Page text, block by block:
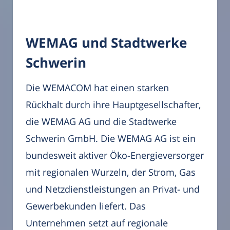
WEMAG und Stadtwerke
Schwerin
Die WEMACOM hat einen starken
Rückhalt durch ihre Hauptgesellschafter,
die WEMAG AG und die Stadtwerke
Schwerin GmbH. Die WEMAG AG ist ein
bundesweit aktiver Öko-Energieversorger
mit regionalen Wurzeln, der Strom, Gas
und Netzdienstleistungen an Privat- und
Gewerbekunden liefert. Das
Unternehmen setzt auf regionale